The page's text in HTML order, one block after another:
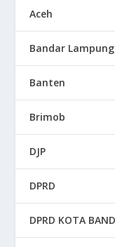
Aceh
Bandar Lampung
Banten
Brimob
DJP
DPRD
DPRD KOTA